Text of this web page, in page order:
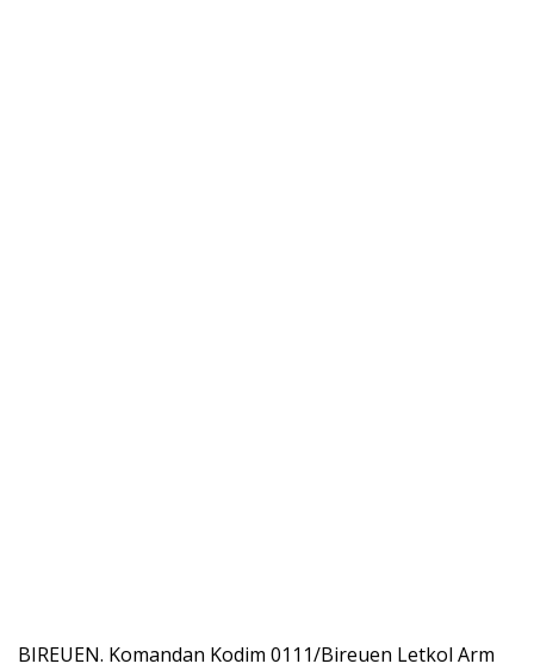
BIREUEN. Komandan Kodim 0111/Bireuen Letkol Arm